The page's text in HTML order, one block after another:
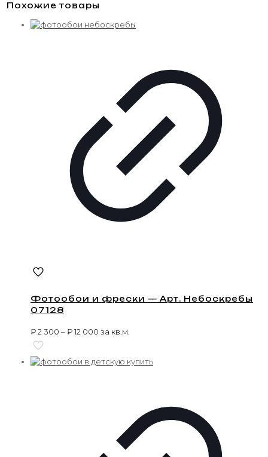
Похожие товары
Фотообои и фрески — Арт. Небоскребы
07128
₽2 300 –₽12 000 за кв.м.